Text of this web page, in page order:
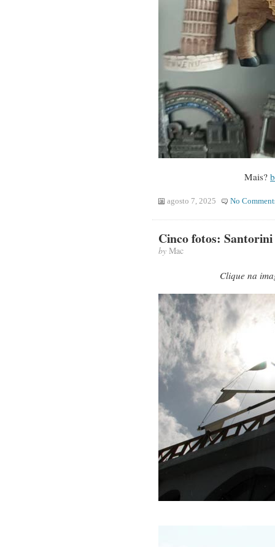
Mais?
agosto 7, 2025 No
Cinco fotos: Santorini
byMac
Clique na